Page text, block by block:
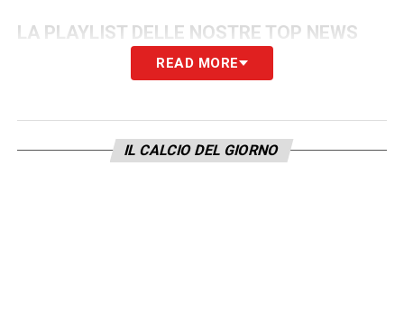
LA PLAYLIST DELLE NOSTRE TOP NEWS
READ MORE
IL CALCIO DEL GIORNO